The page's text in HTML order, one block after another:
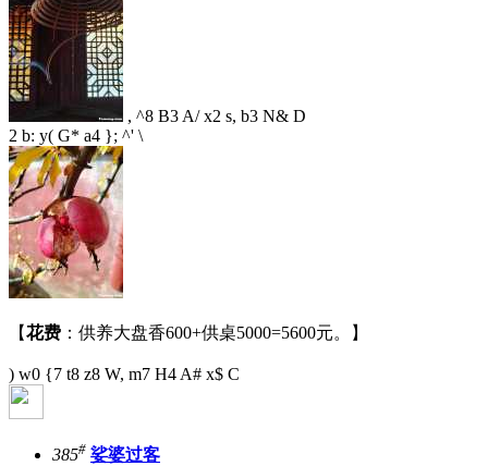
, ^8 B3 A/ x2 s, b3 N& D
2 b: y( G* a4 }; ^' \
【花费 ：供养大盘香600+供桌5000=5600元。】
) w0 {7 t8 z8 W, m7 H4 A# x$ C
385# 娑婆过客